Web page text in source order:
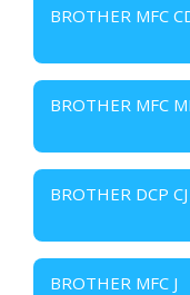
BROTHER MFC
BROTHER MFC
BROTHER DCP CJ
BROTHER MFC J